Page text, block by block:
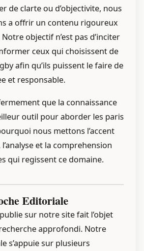
de clarte ou d’objectivite, nous
a offrir un contenu rigoureux
objectif n’est pas d’inciter
ceux qui choisissent de
afin qu’ils puissent le faire de
et responsable.
que la connaissance
outil pour aborder les paris
nous mettons l’accent
et la comprehension
qui regissent ce domaine.
Editoriale
sur notre site fait l’objet
approfondi. Notre
s’appuie sur plusieurs